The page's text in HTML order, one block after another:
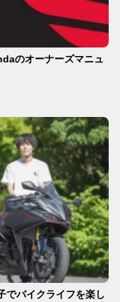
のオーナーズマニュ
でバイクライフを楽し